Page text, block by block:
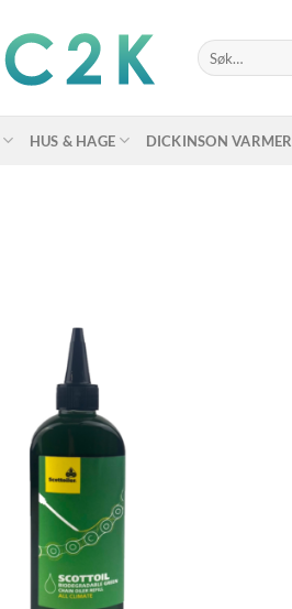
Søk
etter:
HUS & HAGE DICKINSON VARMER